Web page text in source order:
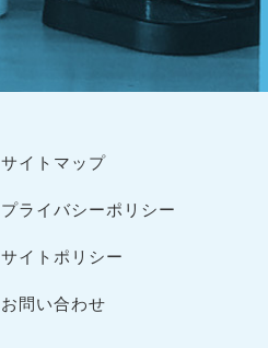
サイトマップ
プライバシーポリシー
サイトポリシー
お問い合わせ